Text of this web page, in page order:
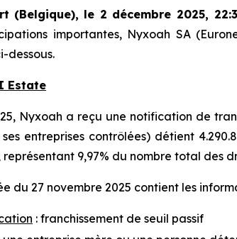
(Belgique), le 2 décembre 2025,
importantes, Nyxoah SA
dessous.
Estate
Nyxoah a reçu une notification de
entreprises contrôlées) détient
représentant 9,97% du nombre total des
du 27 novembre 2025 contient les
: franchissement de seuil passif